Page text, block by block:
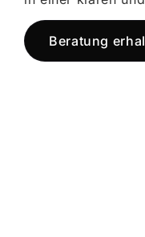
Beratung